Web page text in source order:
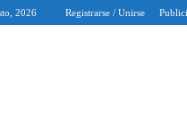
2026 Registrarse / Unirse